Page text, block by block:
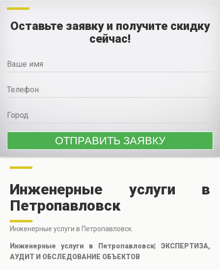
Оставьте заявку и получите скидку
сейчас!
Инженерные услуги в
Петропавловск
Инженерные услуги в Петропавловск
Инженерные услуги в Петропавловск| ЭКСПЕРТИЗА,
АУДИТ И ОБСЛЕДОВАНИЕ ОБЪЕКТОВ